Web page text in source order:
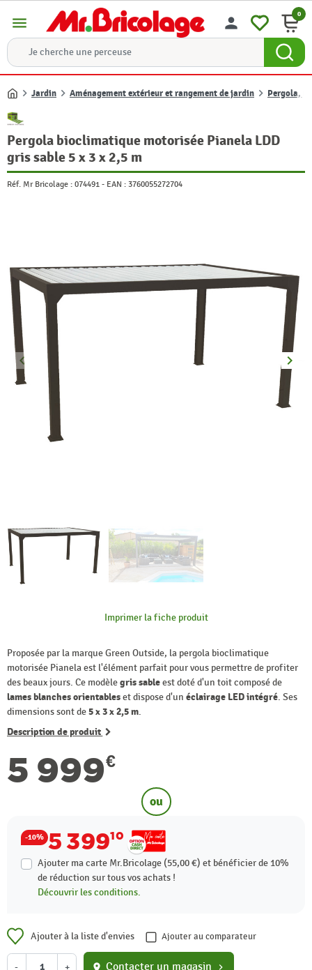
menu person 0
Accueil
Jardin Aménagement extérieur et rangement de jardin Pergola,
Pergola bioclimatique motorisée Pianela LDD
gris sable 5 x 3 x 2,5 m
Réf. Mr Bricolage : 074491 - EAN : 3760055272704
Précédent
keyboard_arrow_left keyboard_arrow_right
Imprimer la fiche produit
Proposée par la marque Green Outside, la pergola bioclimatique
motorisée Pianela est l'élément parfait pour vous permettre de profiter
des beaux jours. Ce modèlegris sableest doté d'un toit composé de
lames blanches orientableset dispose d'un éclairage LED intégré. Ses
dimensions sont de5 x 3 x 2,5 m.
Description de produit
5 999€
ou
-10% 5 39910
Ajouter ma carte Mr.Bricolage (55,00 €) et bénéficier de 10%
de réduction sur tous vos achats !
Découvrir les conditions.
Ajouter à la liste d'envies Ajouter au comparateur
- + location_on Contacter un magasin chevron_right